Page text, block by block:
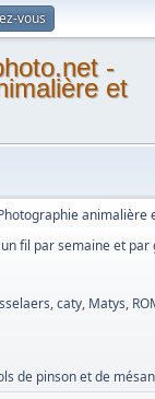
vous
-
et
animalière
fil par semaine et par
,caty, Matys,
de pinson et de